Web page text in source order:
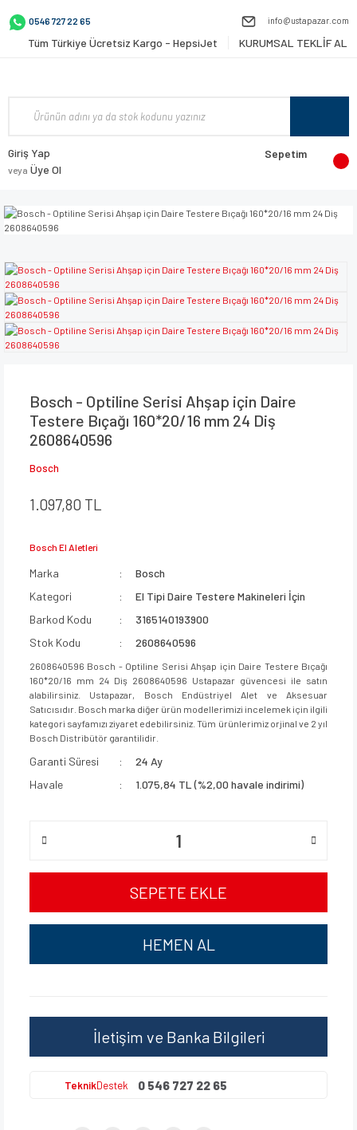
0546 727 22 65 info@ustapazar.com
Tüm Türkiye Ücretsiz Kargo - HepsiJet KURUMSAL TEKLİF AL
Giriş Yap
veya Üye Ol
Sepetim
Bosch - Optiline Serisi Ahşap için Daire
Testere Bıçağı 160*20/16 mm 24 Diş
2608640596
Bosch
1.097,80 TL
Bosch El Aletleri
Marka
Bosch
Kategori
El Tipi Daire Testere Makineleri İçin
Barkod Kodu
3165140193900
Stok Kodu
2608640596
2608640596 Bosch - Optiline Serisi Ahşap için Daire Testere Bıçağı
160*20/16 mm 24 Diş 2608640596 Ustapazar güvencesi ile satın
alabilirsiniz. Ustapazar, Bosch Endüstriyel Alet ve Aksesuar
Satıcısıdır. Bosch marka diğer ürün modellerimizi incelemek için ilgili
kategori sayfamızı ziyaret edebilirsiniz. Tüm ürünlerimiz orjinal ve 2 yıl
Bosch Distribütör garantilidir.
Garanti Süresi
24 Ay
Havale
1.075,84 TL (%2,00 havale indirimi)
SEPETE EKLE
HEMEN AL
İletişim ve Banka Bilgileri
TeknikDestek 0 546 727 22 65